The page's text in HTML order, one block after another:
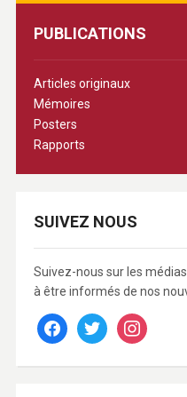
PUBLICATIONS
Articles originaux
Mémoires
Posters
Rapports
SUIVEZ NOUS
Suivez-nous sur les
à être informés de nos
facebooktwitter instagram